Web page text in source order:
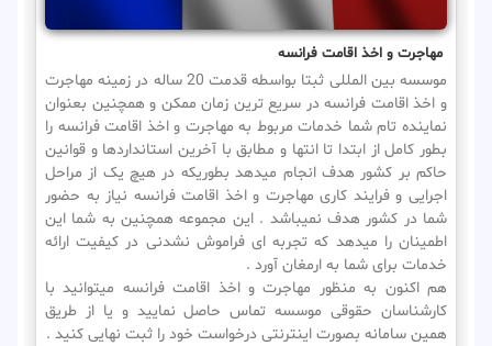
مهاجرت و اخذ اقامت فرانسه
موسسه بین المللی ثبتا بواسطه قدمت 20 ساله در زمینه مهاجرت
و اخذ اقامت فرانسه در سریع ترین زمان ممکن و همچنین بعنوان
نماینده تام شما خدمات مربوط به مهاجرت و اخذ اقامت فرانسه را
بطور کامل از ابتدا تا انتها و مطابق با آخرین استانداردها و قوانین
حاکم بر کشور هدف انجام میدهد بطوریکه در هیچ یک از مراحل
اجرایی و فرایند کاری مهاجرت و اخذ اقامت فرانسه نیاز به حضور
شما در کشور هدف نمیباشد . این مجموعه همچنین به شما این
اطمینان را میدهد که تجربه ای فراموش نشدنی در کیفیت ارائه
خدمات برای شما به ارمغان آورد .
هم اکنون به منظور مهاجرت و اخذ اقامت فرانسه میتوانید با
کارشناسان حقوقی موسسه تماس حاصل نمایید و یا از طریق
همین سامانه بصورت اینترنتی درخواست خود را ثبت نهایی کنید .